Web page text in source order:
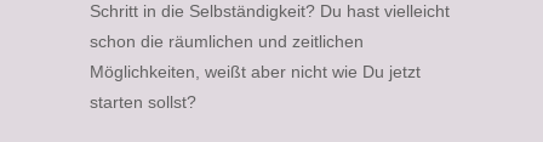
Schritt in die Selbständigkeit? Du hast vielleicht
schon die räumlichen und zeitlichen
Möglichkeiten, weißt aber nicht wie Du jetzt
starten sollst?